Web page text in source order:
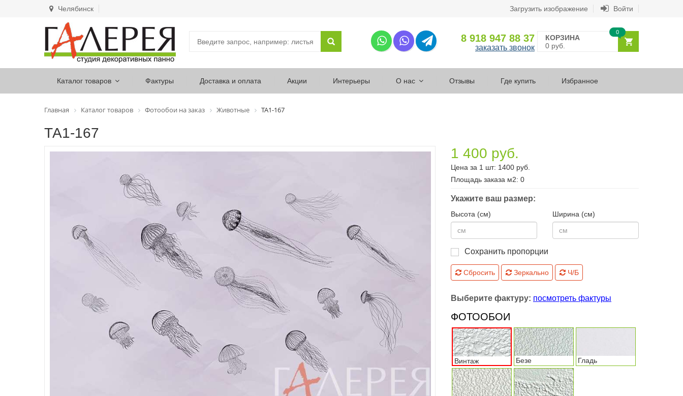
Челябинск Загрузить изображение Войти
8 918 947 88 37
заказать звонок
КОРЗИНА
0 руб.
0
Каталог товаров Фактуры Доставка и оплата Акции Интерьеры О нас Отзывы Где купить Избранное
Главная Каталог товаров Фотообои на заказ Животные ТА1-167
ТА1-167
1 400 руб.
Цена за 1 шт: 1400 руб.
Площадь заказа м2: 0
Укажите ваш размер:
Высота (см) Ширина (см)
Сохранить пропорции
Сбросить Зеркально Ч/Б
Выберите фактуру: посмотреть фактуры
ФОТООБОИ
Винтаж Безе Гладь